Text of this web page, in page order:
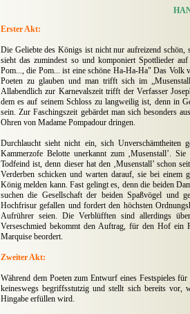
Erster Akt:
Die Geliebte des Königs ist nicht nur aufreizend schön,
sieht das zumindest so und komponiert Spottlieder
Pom..., die Pom... ist eine schöne Ha-Ha-Ha" Das Volk
Poeten zu glauben und man trifft sich im
Allabendlich zur Karnevalszeit trifft der Verfasser
dem es auf seinem Schloss zu langweilig ist, denn in
sein. Zur Faschingszeit gebärdet man sich besonders
Ohren von Madame Pompadour dringen.
Durchlaucht sieht nicht ein, sich
Kammerzofe Belotte unerkannt zum ‚Musenstall’.
Todfeind ist, denn dieser hat den ‚Musenstall’ schon
Verderben schicken und warten darauf, sie bei einem
König melden kann. Fast gelingt es, denn die beiden
suchen die Gesellschaft der beiden Spaßvögel und
Hochfrisur gefallen und fordert den höchsten
Aufrührer seien. Die Verblüfften sind allerdings
Verseschmied bekommt den Auftrag, für den Hof
Marquise beordert.
Zweiter Akt:
Während dem Poeten zum Entwurf eines Festspieles
keineswegs begriffsstutzig und stellt sich bereits vor,
Hingabe erfüllen wird.